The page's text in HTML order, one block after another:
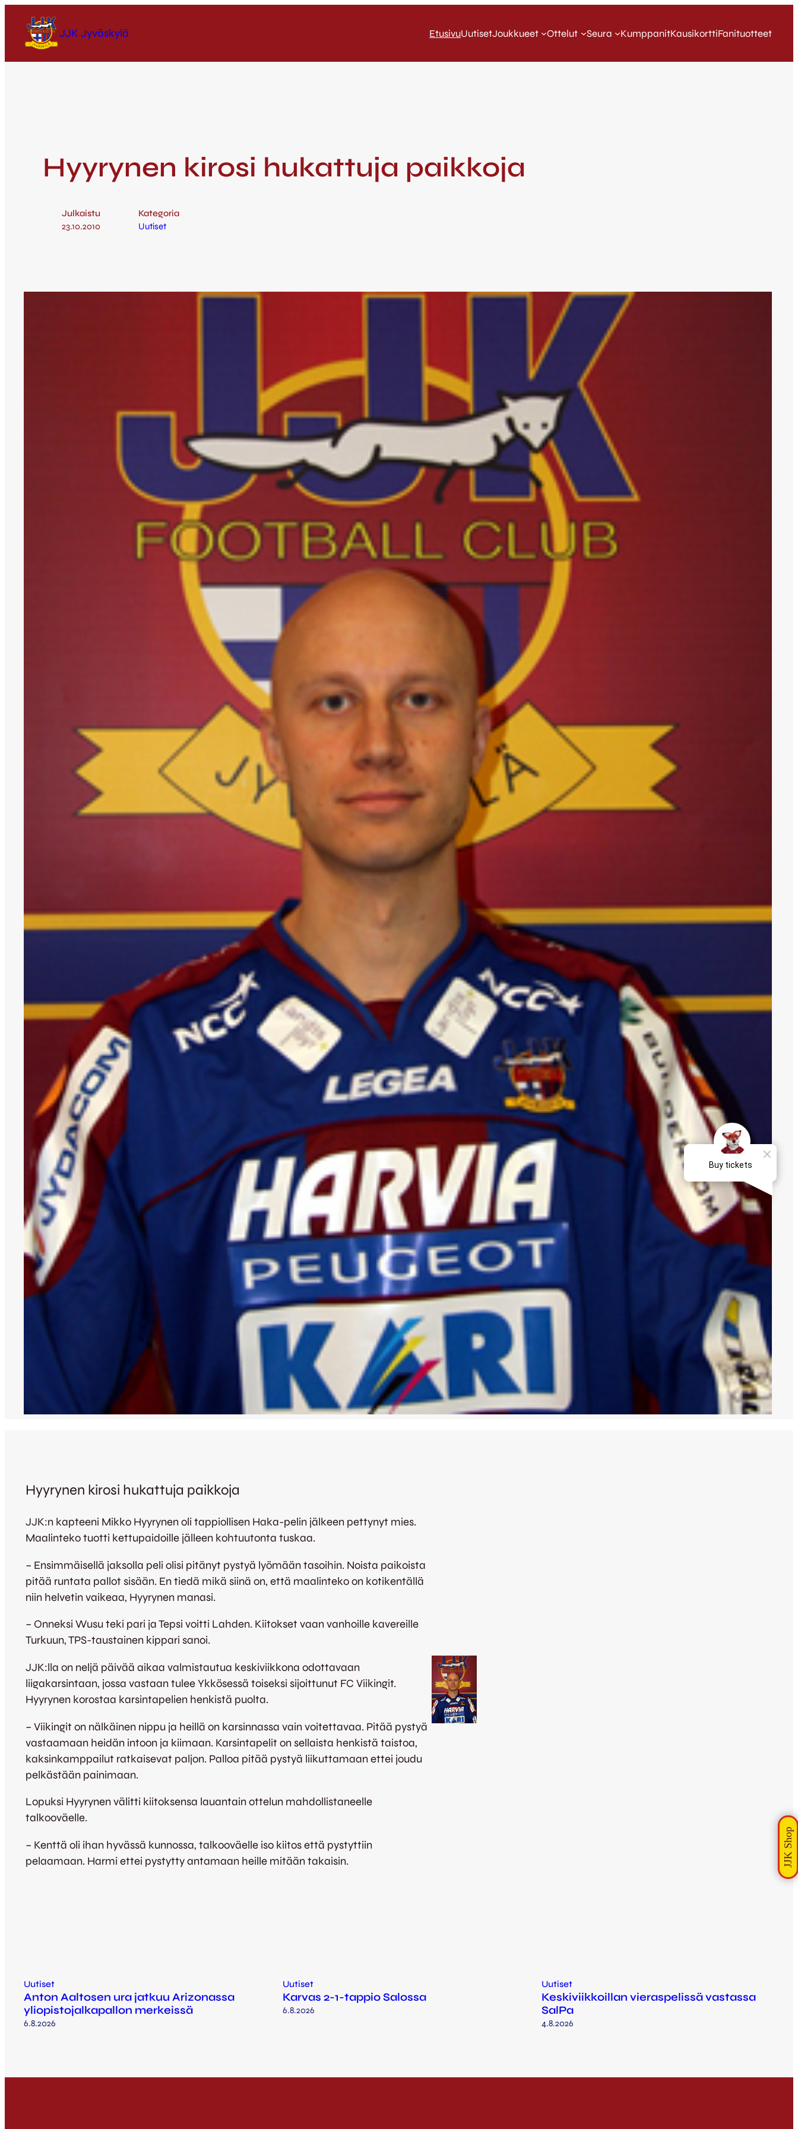
JJK Jyväskylä EtusivuUutisetJoukkueet Ottelut Seura KumppanitKausikorttiFanituotteet
Hyyrynen kirosi hukattuja paikkoja
Julkaistu
23.10.2010
Kategoria
Uutiset
Hyyrynen kirosi hukattuja paikkoja
JJK:n kapteeni Mikko Hyyrynen oli tappiollisen Haka-pelin jälkeen pettynyt mies.
Maalinteko tuotti kettupaidoille jälleen kohtuutonta tuskaa.
– Ensimmäisellä jaksolla peli olisi pitänyt pystyä lyömään tasoihin. Noista paikoista
pitää runtata pallot sisään. En tiedä mikä siinä on, että maalinteko on kotikentällä
niin helvetin vaikeaa, Hyyrynen manasi.
– Onneksi Wusu teki pari ja Tepsi voitti Lahden. Kiitokset vaan vanhoille kavereille
Turkuun, TPS-taustainen kippari sanoi.
JJK:lla on neljä päivää aikaa valmistautua keskiviikkona odottavaan
liigakarsintaan, jossa vastaan tulee Ykkösessä toiseksi sijoittunut FC Viikingit.
Hyyrynen korostaa karsintapelien henkistä puolta.
– Viikingit on nälkäinen nippu ja heillä on karsinnassa vain voitettavaa. Pitää pystyä
vastaamaan heidän intoon ja kiimaan. Karsintapelit on sellaista henkistä taistoa,
kaksinkamppailut ratkaisevat paljon. Palloa pitää pystyä liikuttamaan ettei joudu
pelkästään painimaan.
Lopuksi Hyyrynen välitti kiitoksensa lauantain ottelun mahdollistaneelle
talkooväelle.
– Kenttä oli ihan hyvässä kunnossa, talkooväelle iso kiitos että pystyttiin
pelaamaan. Harmi ettei pystytty antamaan heille mitään takaisin.
Uutiset
Anton Aaltosen ura jatkuu Arizonassa
yliopistojalkapallon merkeissä
6.8.2026
Uutiset
Karvas 2-1-tappio Salossa
6.8.2026
Uutiset
Keskiviikkoillan vieraspelissä vastassa
SalPa
4.8.2026